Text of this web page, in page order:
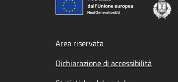
Footer menu
Area riservata
Dichiarazione di accessibilità